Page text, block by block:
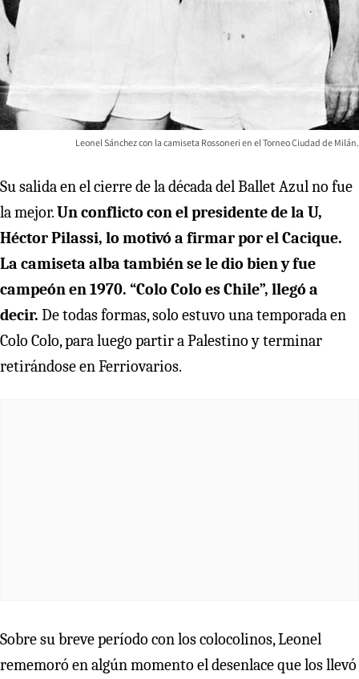
Leonel Sánchez con la camiseta Rossoneri en el Torneo Ciudad de Milán.
Su salida en el cierre de la década del Ballet Azul no fue
la mejor.Un conflicto con el presidente de la U,
Héctor Pilassi, lo motivó a firmar por el Cacique.
La camiseta alba también se le dio bien y fue
campeón en 1970. “Colo Colo es Chile”, llegó a
decir. De todas formas, solo estuvo una temporada en
Colo Colo, para luego partir a Palestino y terminar
retirándose en Ferriovarios.
Sobre su breve período con los colocolinos, Leonel
rememoró en algún momento el desenlace que los llevó